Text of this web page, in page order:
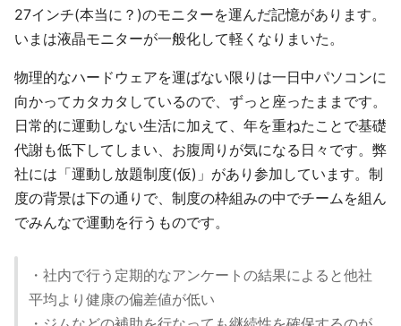
27インチ(本当に？)のモニターを運んだ記憶があります。
いまは液晶モニターが一般化して軽くなりまいた。
物理的なハードウェアを運ばない限りは一日中パソコンに
向かってカタカタしているので、ずっと座ったままです。
日常的に運動しない生活に加えて、年を重ねたことで基礎
代謝も低下してしまい、お腹周りが気になる日々です。弊
社には「運動し放題制度(仮)」があり参加しています。制
度の背景は下の通りで、制度の枠組みの中でチームを組ん
でみんなで運動を行うものです。
・社内で行う定期的なアンケートの結果によると他社
平均より健康の偏差値が低い